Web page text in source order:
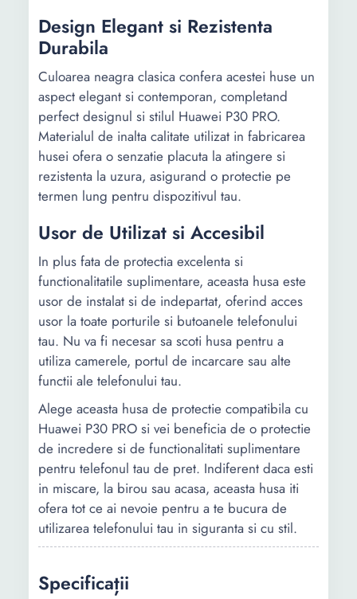
Design Elegant si Rezistenta
Durabila
Culoarea neagra clasica confera acestei huse un
aspect elegant si contemporan, completand
perfect designul si stilul Huawei P30 PRO.
Materialul de inalta calitate utilizat in fabricarea
husei ofera o senzatie placuta la atingere si
rezistenta la uzura, asigurand o protectie pe
termen lung pentru dispozitivul tau.
Usor de Utilizat si Accesibil
In plus fata de protectia excelenta si
functionalitatile suplimentare, aceasta husa este
usor de instalat si de indepartat, oferind acces
usor la toate porturile si butoanele telefonului
tau. Nu va fi necesar sa scoti husa pentru a
utiliza camerele, portul de incarcare sau alte
functii ale telefonului tau.
Alege aceasta husa de protectie compatibila cu
Huawei P30 PRO si vei beneficia de o protectie
de incredere si de functionalitati suplimentare
pentru telefonul tau de pret. Indiferent daca esti
in miscare, la birou sau acasa, aceasta husa iti
ofera tot ce ai nevoie pentru a te bucura de
utilizarea telefonului tau in siguranta si cu stil.
Specificații